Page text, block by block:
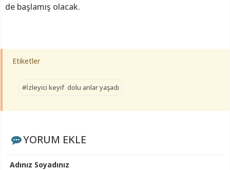
de başlamış olacak.
Etiketler
#İzleyici keyif dolu anlar yaşadı
YORUM EKLE
Adınız Soyadınız